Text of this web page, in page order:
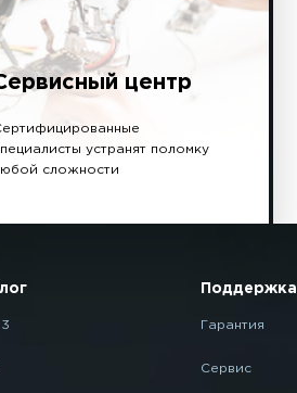
центр
устранят поломку
сложности
Поддержка
Гарантия
Сервис